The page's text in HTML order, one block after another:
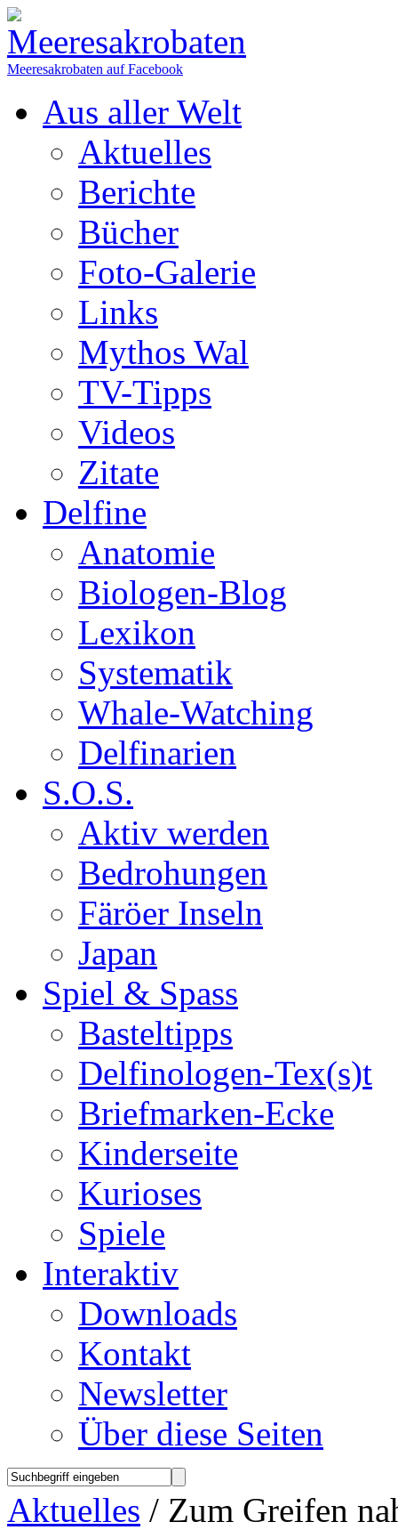
Meeresakrobaten auf Facebook
Aus aller Welt
Aktuelles
Berichte
Bücher
Foto-Galerie
Links
Mythos Wal
TV-Tipps
Videos
Zitate
Delfine
Anatomie
Biologen-Blog
Lexikon
Systematik
Whale-Watching
Delfinarien
S.O.S.
Aktiv werden
Bedrohungen
Färöer Inseln
Japan
Spiel & Spass
Basteltipps
Delfinologen-Tex(s)t
Briefmarken-Ecke
Kinderseite
Kurioses
Spiele
Interaktiv
Downloads
Kontakt
Newsletter
Über diese Seiten
Aktuelles / Zum Greifen